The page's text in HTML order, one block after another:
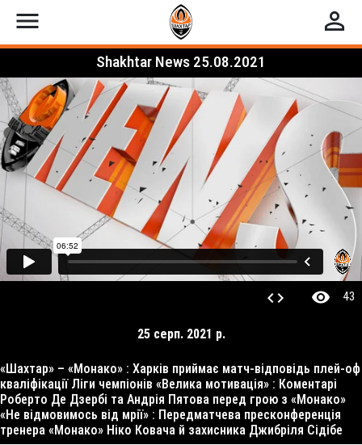
menu perm_identity
Shakhtar News 25.08.2021
code visibility 43
25 серп. 2021 р.
«Шахтар» – «Монако» : Харків приймає матч-відповідь плей-оф
кваліфікації Ліги чемпіонів «Велика мотивація» : Коментарі
Роберто Де Дзербі та Андрія Пятова перед грою з «Монако»
«Не відмовимось від мрії» : Передматчева пресконференція
тренера «Монако» Ніко Ковача й захисника Джибріля Сідібе